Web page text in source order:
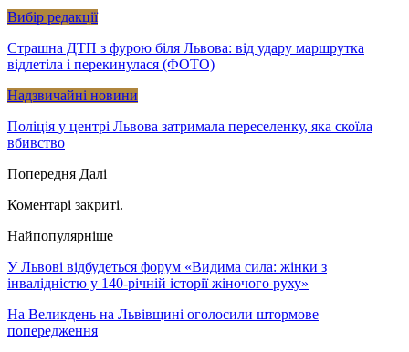
Вибір редакції
Страшна ДТП з фурою біля Львова: від удару маршрутка
відлетіла і перекинулася (ФОТО)
Надзвичайні новини
Поліція у центрі Львова затримала переселенку, яка скоїла
вбивство
Попередня Далі
Коментарі закриті.
Найпопулярніше
У Львові відбудеться форум «Видима сила: жінки з
інвалідністю у 140-річній історії жіночого руху»
На Великдень на Львівщині оголосили штормове
попередження